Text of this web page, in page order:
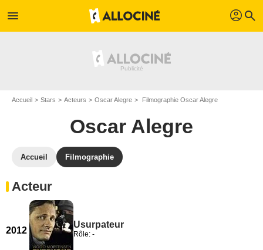
menu profil search
Accueil Stars Acteurs Oscar Alegre Filmographie Oscar Alegre
Oscar Alegre
Accueil Filmographie
Acteur
2012
Usurpateur
Rôle: -